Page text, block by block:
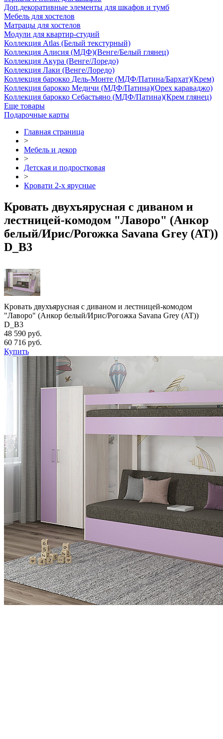
Доп.декоративные элементы для шкафов и тумб
Мебель для хостелов
Матрацы для хостелов
Модули для квартир-студий
Коллекция Atlas (Белый текстурный)
Коллекция Алисия (МДФ)(Венге/Белый глянец)
Коллекция Акура (Венге/Лоредо)
Коллекция Лаки (Венге/Лоредо)
Коллекция барокко Дель-Монте (МДФ/Патина/Бархат)(Крем)
Коллекция барокко Медичи (МДФ/Патина)(Орех караваджо)
Коллекция барокко Себастьяно (МДФ/Патина)(Крем глянец)
Еще товары
Подарочные карты
Главная страница
>
Мебель и декор
>
Детская и подростковая
>
Кровати 2-х ярусные
Кровать двухъярусная с диваном и
лестницей-комодом "Лаворо" (Анкор
белый/Ирис/Рогожка Savana Grey (AT))
D_B3
Кровать двухъярусная с диваном и лестницей-комодом
"Лаворо" (Анкор белый/Ирис/Рогожка Savana Grey (AT))
D_B3
48 590 руб.
60 716 руб.
Купить